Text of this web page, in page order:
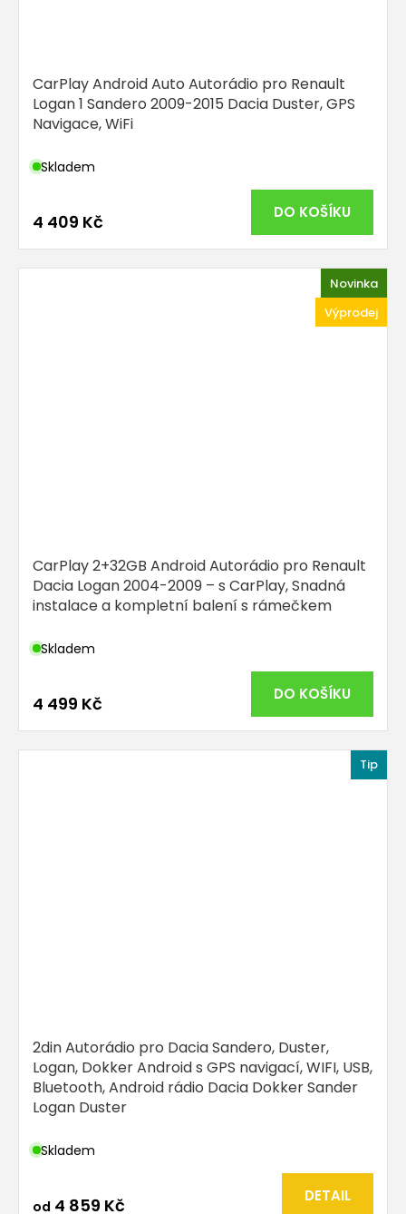
CarPlay Android Auto Autorádio pro Renault
Logan 1 Sandero 2009-2015 Dacia Duster, GPS
Navigace, WiFi
Skladem
4 409 Kč DO KOŠÍKU
Novinka
Výprodej
CarPlay 2+32GB Android Autorádio pro Renault
Dacia Logan 2004-2009 – s CarPlay, Snadná
instalace a kompletní balení s rámečkem
Skladem
4 499 Kč DO KOŠÍKU
Tip
2din Autorádio pro Dacia Sandero, Duster,
Logan, Dokker Android s GPS navigací, WIFI, USB,
Bluetooth, Android rádio Dacia Dokker Sander
Logan Duster
Skladem
od 4 859 Kč DETAIL